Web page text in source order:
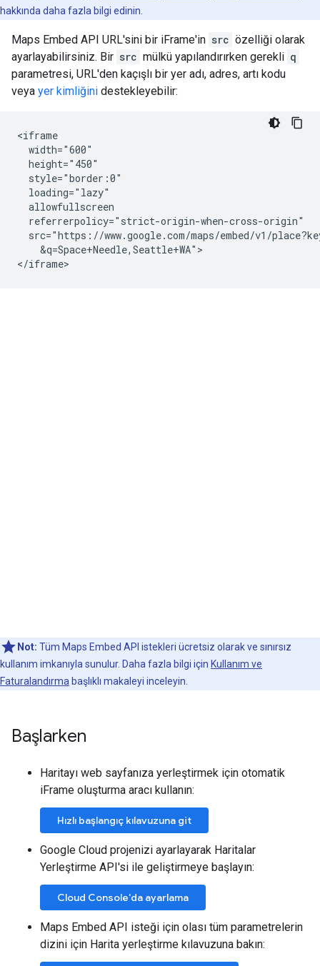
hakkında daha fazla bilgi edinin.
Maps Embed API URL'sini bir iFrame'in src özelliği olarak
ayarlayabilirsiniz. Bir src mülkü yapılandırırken gerekli q
parametresi, URL'den kaçışlı bir yer adı, adres, artı kodu
veya yer kimliğini destekleyebilir:
<iframe
  width="600"
  height="450"
  style="border:0"
  loading="lazy"
  allowfullscreen
  referrerpolicy="strict-origin-when-cross-origin"
src="https://www.google.com/maps/embed/v1/
    &q=Space+Needle,Seattle+WA">
</iframe>
Not: Tüm Maps Embed API istekleri ücretsiz olarak ve sınırsız
kullanım imkanıyla sunulur. Daha fazla bilgi için Kullanım ve
Faturalandırma başlıklı makaleyi inceleyin.
Başlarken
Haritayı web sayfanıza yerleştirmek için otomatik
iFrame oluşturma aracı kullanın:
Hızlı başlangıç kılavuzuna git
Google Cloud projenizi ayarlayarak Haritalar
Yerleştirme API'si ile geliştirmeye başlayın:
Cloud Console'da ayarlama
Maps Embed API isteği için olası tüm parametrelerin
dizini için Harita yerleştirme kılavuzuna bakın: